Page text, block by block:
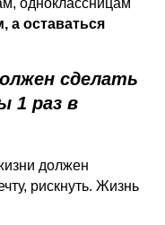
а оставаться
сделать
1 раз в
должен
рискнуть. Жизнь